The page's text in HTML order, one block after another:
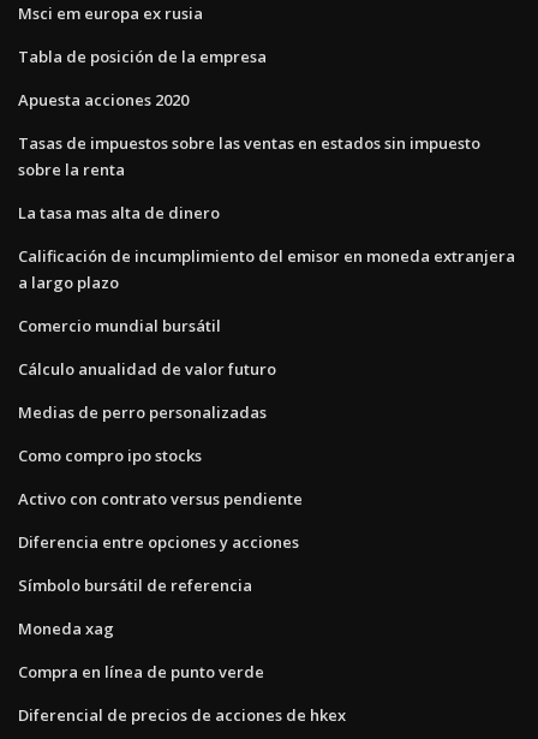
Msci em europa ex rusia
Tabla de posición de la empresa
Apuesta acciones 2020
Tasas de impuestos sobre las ventas en estados sin impuesto
sobre la renta
La tasa mas alta de dinero
Calificación de incumplimiento del emisor en moneda extranjera
a largo plazo
Comercio mundial bursátil
Cálculo anualidad de valor futuro
Medias de perro personalizadas
Como compro ipo stocks
Activo con contrato versus pendiente
Diferencia entre opciones y acciones
Símbolo bursátil de referencia
Moneda xag
Compra en línea de punto verde
Diferencial de precios de acciones de hkex